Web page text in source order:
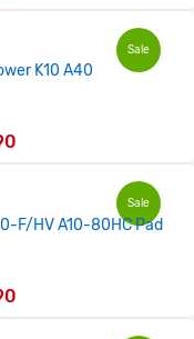
Sale
K10 A40
Sale
F/HV A10-80HC Pad